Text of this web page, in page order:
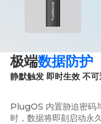
极端数据防护
静默触发 即时生效 不
PlugOS 内置胁迫密码
时，数据将即刻启动永